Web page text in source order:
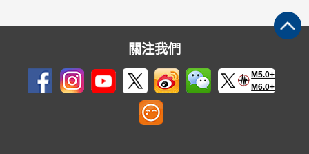
關注我們
M5.0+
M6.0+